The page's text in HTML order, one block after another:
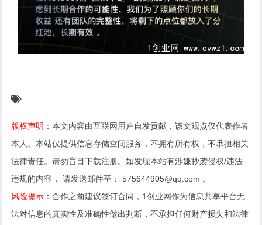
版权声明 ：本文内容由互联网用户自发贡献，该文观点仅代表作者
本人。本站仅提供信息存储空间服务，不拥有所有权，不承担相关
法律责任。请勿盲目下载注册。如发现本站有涉嫌抄袭侵权/违法
违规的内容， 请发送邮件至： 575644905@qq.com 。
风险提示 ：合作之前建议签订合同，1创业网作为信息共享平台无
法对信息的真实性及准确性做出判断，不承担任何财产损失和法律